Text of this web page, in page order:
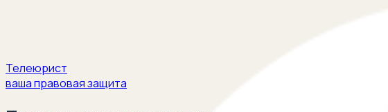
Телеюрист
ваша правовая защита